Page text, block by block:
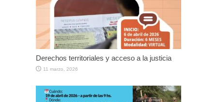
Derechos territoriales y acceso a la justicia
11 marzo, 2026